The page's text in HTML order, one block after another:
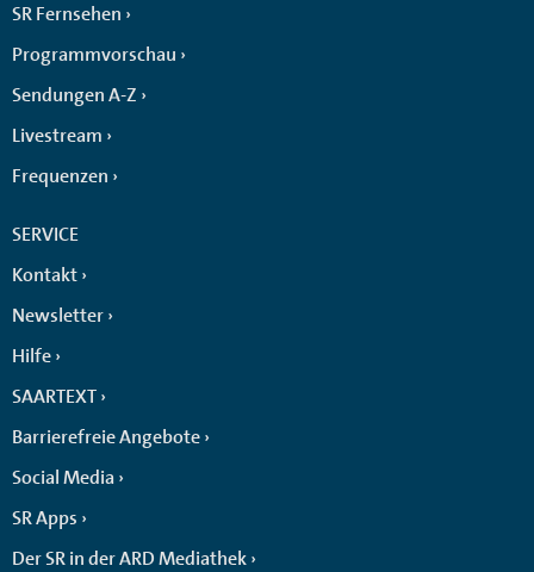
SR Fernsehen
Programmvorschau
Sendungen A-Z
Livestream
Frequenzen
SERVICE
Kontakt
Newsletter
Hilfe
SAARTEXT
Barrierefreie Angebote
Social Media
SR Apps
Der SR in der ARD Mediathek